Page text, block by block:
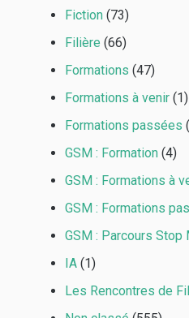
Fiction (73)
Filière (66)
Formations (47)
Formations à venir (1)
Formations passées
GSM : Formation (4)
GSM : Formations à
GSM : Formations
GSM : Parcours Stop
IA (1)
Les Rencontres de